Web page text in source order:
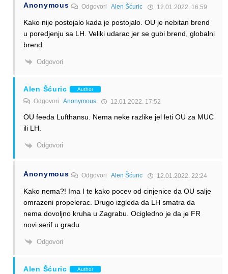
Anonymous OdgovoriAlen Šćuric 12.01.2022. 16:59
Kako nije postojalo kada je postojalo. OU je nebitan brend
u poredjenju sa LH. Veliki udarac jer se gubi brend, globalni
brend.
Odgovori
Alen Šćuric Author
Odgovori Anonymous 12.01.2022. 17:52
OU feeda Lufthansu. Nema neke razlike jel leti OU za MUC
ili LH.
Odgovori
Anonymous OdgovoriAlen Šćuric 12.01.2022. 22:24
Kako nema?! Ima I te kako pocev od cinjenice da OU salje
omrazeni propelerac. Drugo izgleda da LH smatra da
nema dovoljno kruha u Zagrabu. Ocigledno je da je FR
novi serif u gradu
Odgovori
Alen Šćuric Author